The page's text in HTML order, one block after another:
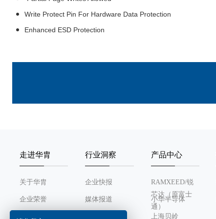
Write Protect Pin For Hardware Data Protection
Enhanced ESD Protection
走进华胄
关于华胄
企业荣誉
发展历程
行业洞察
企业快报
媒体报道
产品中心
RAMXEED/锐
芯达（原富士
通）
小华半导体
上海贝岭